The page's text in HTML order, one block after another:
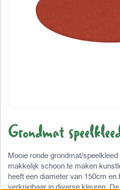
Grondmat
Mooie ronde grondmat/
makkelijk schoon te maken
heeft een diameter van 150cm
verkrijgbaar in diverse kleuren.